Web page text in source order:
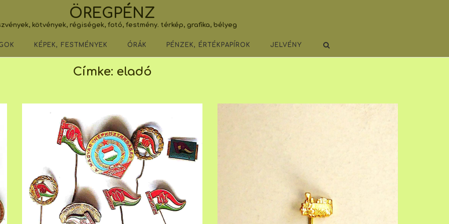
ÖREGPÉNZ
kötvények, régiségek, fotó, festmény. térkép, grafika, bélyeg
KÉPEK, FESTMÉNYEK ÓRÁK PÉNZEK, ÉRTÉKPAPÍROK JELVÉNY
Címke: eladó